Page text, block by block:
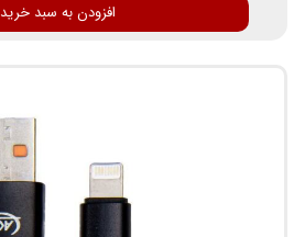
افزودن به سبد خرید